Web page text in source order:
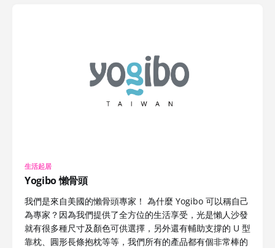
生活起居
Yogibo 懶骨頭
我們是來自美國的懶骨頭專家！ 為什麼 Yogibo 可以稱自己
為專家？因為我們提供了全方位的生活享受，光是懶人沙發
就有很多種尺寸及顏色可供選擇，另外還有輔助支撐的 U 型
靠枕、圓形長條抱枕等等，我們所有的產品都有個非常棒的